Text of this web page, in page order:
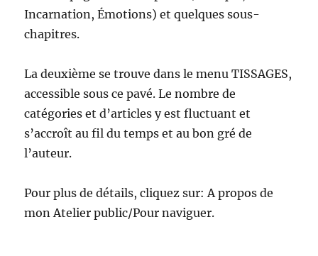
Incarnation, Émotions) et quelques sous-
chapitres.
La deuxième se trouve dans le menu TISSAGES,
accessible sous ce pavé. Le nombre de
catégories et d’articles y est fluctuant et
s’accroît au fil du temps et au bon gré de
l’auteur.
Pour plus de détails, cliquez sur: A propos de
mon Atelier public/Pour naviguer.